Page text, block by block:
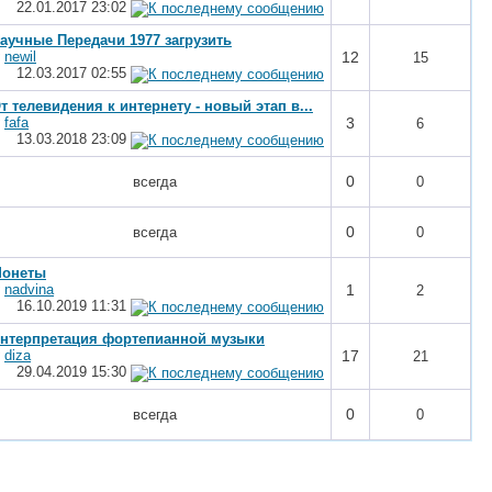
22.01.2017 23:02
Передачи 1977 загрузить
newil
12.03.2017 02:55
12 15
телевидения к интернету - новый этап в...
fafa
13.03.2018 23:09
3 6
всегда 0 0
всегда 0 0
nadvina
16.10.2019 11:31
1 2
фортепианной музыки
diza
29.04.2019 15:30
17 21
всегда 0 0